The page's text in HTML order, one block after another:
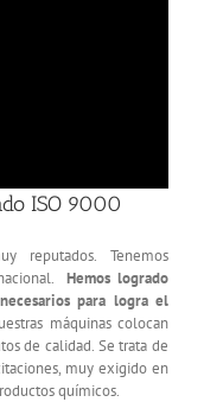
ISO 9000
reputados. Tenemos
Hemos logrado
para logra el
máquinas colocan
de calidad. Se trata de
muy exigido en
químicos.